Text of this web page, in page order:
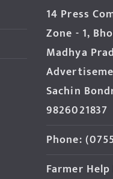
14 Press
Zone - 1,
Madhya
Sachin
9826021837
Phone:
Farmer